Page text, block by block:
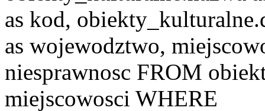
as kod,
as wojewodztwo,
niesprawnosc FROM
miejscowosci WHERE